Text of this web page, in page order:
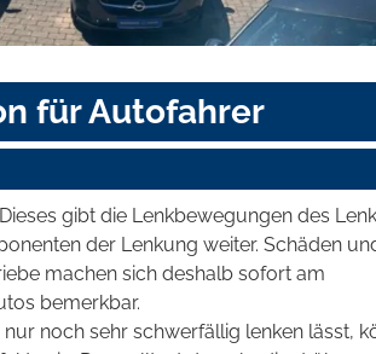
für Autofahrer
gibt die Lenkbewegungen des
der Lenkung weiter. Schäden
machen sich deshalb sofort am
bemerkbar.
noch sehr schwerfällig lenken lässt,